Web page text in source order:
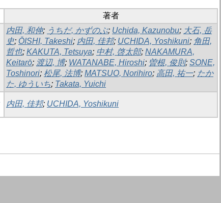
著者
内田, 和伸; うちだ, かずのぶ; Uchida, Kazunobu; 大石, 岳
史; ŌISHI, Takeshi; 内田, 佳邦; UCHIDA, Yoshikuni; 角田,
哲也; KAKUTA, Tetsuya; 中村, 啓太郎; NAKAMURA,
Keitarō; 渡辺, 博; WATANABE, Hiroshi; 曽根, 俊則; SONE,
Toshinori; 松尾, 法博; MATSUO, Norihiro; 高田, 祐一; たか
た, ゆういち; Takata, Yuichi
内田, 佳邦; UCHIDA, Yoshikuni